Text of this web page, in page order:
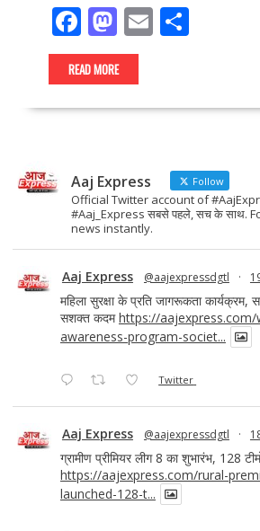
F
ac
e
b
k
M
as
to
d
E
l
S
e
READ MORE
Aaj Express Follow
Official Twitter account of
#Aaj_Express सबसे पहले, सच के साथ.
news instantly.
Aaj Express @aajexpressdgtl ·
महिला सुरक्षा के प्रति जागरूकता कार्यक्रम,
सशक्त कदमhttps://
awareness-program-societ...
Twitter
Aaj Express @aajexpressdgtl ·
ग्रामीण प्रीमियर लीग 8 का शुभारंभ, 128
https://aajexpress.com/rural-
launched-128-t...